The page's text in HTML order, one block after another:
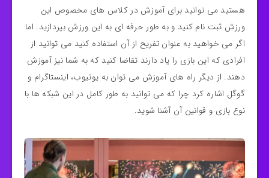
هستید می توانید برای آموزش در کلاس های مخصوص این
ورزش ثبت نام کنید و به طور حرفه ای به این ورزش بپردازید. اما
اگر می خواهید به عنوان تفریح از آن استفاده کنید می توانید از
افرادی که این بازی را یاد دارند تقاضا کنید که به شما نیز آموزش
دهند. از دیگر راه های آموزش می توان به یوتیوب، اینستاگرام و
گوگل اشاره کرد چرا که می توانید به طور کامل در این شبکه ها با
نوع بازی و قوانین آن آشنا شوید.